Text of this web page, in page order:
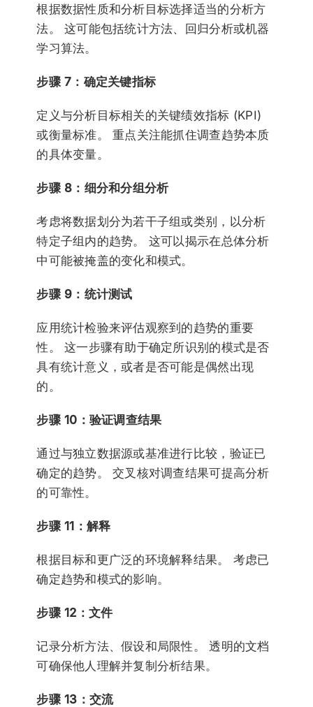
根据数据性质和分析目标选择适当的分析方
法。 这可能包括统计方法、回归分析或机器
学习算法。
步骤 7：确定关键指标
定义与分析目标相关的关键绩效指标 (KPI)
或衡量标准。 重点关注能抓住调查趋势本质
的具体变量。
步骤 8：细分和分组分析
考虑将数据划分为若干子组或类别，以分析
特定子组内的趋势。 这可以揭示在总体分析
中可能被掩盖的变化和模式。
步骤 9：统计测试
应用统计检验来评估观察到的趋势的重要
性。 这一步骤有助于确定所识别的模式是否
具有统计意义，或者是否可能是偶然出现
的。
步骤 10：验证调查结果
通过与独立数据源或基准进行比较，验证已
确定的趋势。 交叉核对调查结果可提高分析
的可靠性。
步骤 11：解释
根据目标和更广泛的环境解释结果。 考虑已
确定趋势和模式的影响。
步骤 12：文件
记录分析方法、假设和局限性。 透明的文档
可确保他人理解并复制分析结果。
步骤 13：交流